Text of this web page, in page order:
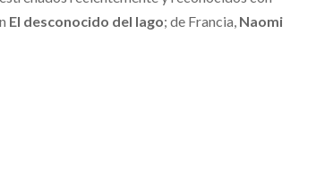
El desconocido del lago; de Francia, Naomi